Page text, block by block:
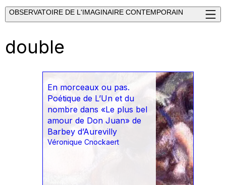
OBSERVATOIRE DE L'IMAGINAIRE CONTEMPORAIN
double
En morceaux ou pas.
Poétique de L’Un et du
nombre dans «Le plus bel
amour de Don Juan» de
Barbey d’Aurevilly
Véronique Cnockaert